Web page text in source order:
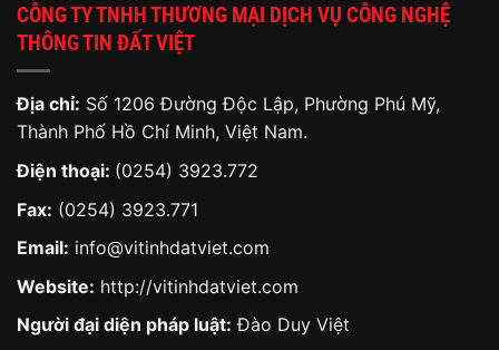
CÔNG TY TNHH THƯƠNG MẠI DỊCH VỤ CÔNG NGHỆ
THÔNG TIN ĐẤT VIỆT
Địa chỉ: Số 1206 Đường Độc Lập, Phường Phú Mỹ,
Thành Phố Hồ Chí Minh, Việt Nam.
Điện thoại: (0254) 3923.772
Fax: (0254) 3923.771
Email: info@vitinhdatviet.com
Website: http://vitinhdatviet.com
Người đại diện pháp luật: Đào Duy Việt